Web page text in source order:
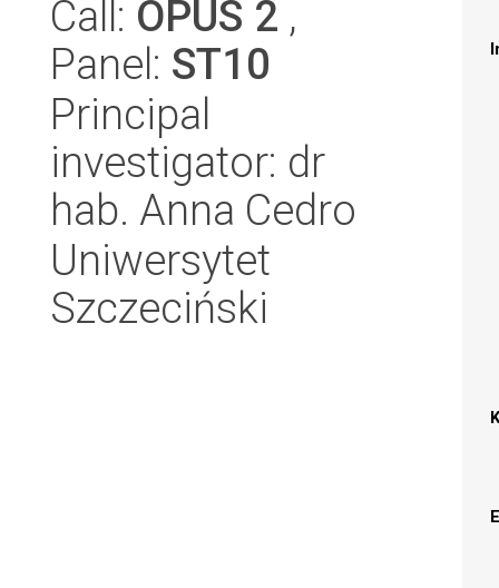
Call: OPUS 2 ,
Panel: ST10
Principal
investigator: dr
hab. Anna Cedro
Uniwersytet
Szczeciński